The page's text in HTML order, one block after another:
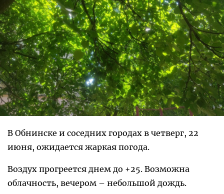
В Обнинске и соседних городах в четверг, 22
июня, ожидается жаркая погода.
Воздух прогреется днем до +25. Возможна
облачность, вечером – небольшой дождь.